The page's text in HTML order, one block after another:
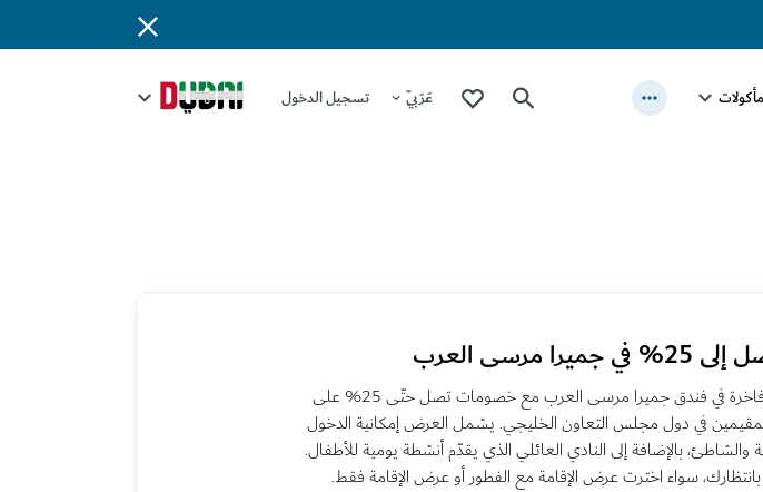
عَرَبِيّ تسجيل الدخول
مرسى العرب
اختبر تجربة إقامة فاخرة في فندق جميرا مرسى العرب مع خصومات تصل حتّى 25% على
في دول مجلس التعاون الخليجي. يشمل العرض إمكانية الدخول
والشاطئ، بالإضافة إلى النادي العائلي الذي يقدّم أنشطة يومية للأطفال.
بانتظارك، سواء اخترت عرض الإقامة مع الفطور أو عرض الإقامة فقط.